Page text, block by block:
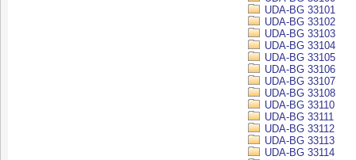
UDA-BG 33101
UDA-BG 33102
UDA-BG 33103
UDA-BG 33104
UDA-BG 33105
UDA-BG 33106
UDA-BG 33107
UDA-BG 33108
UDA-BG 33110
UDA-BG 33111
UDA-BG 33112
UDA-BG 33113
UDA-BG 33114